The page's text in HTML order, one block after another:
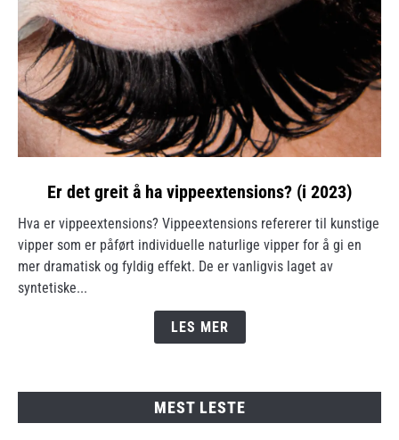
Er
det
greit
å
Er det greit å ha vippeextensions? (i 2023)
Hva er vippeextensions? Vippeextensions refererer til kunstige
vipper som er påført individuelle naturlige vipper for å gi en
mer dramatisk og fyldig effekt. De er vanligvis laget av
syntetiske...
LES MER
MEST LESTE